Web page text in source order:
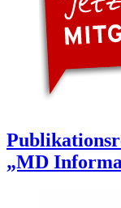
„MD